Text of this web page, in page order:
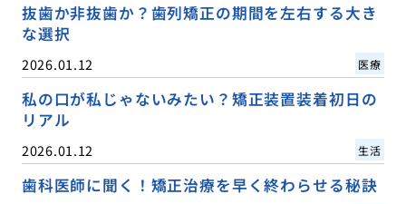
抜歯か非抜歯か？歯列矯正の期間を左右する大き
な選択
2026.01.12 医療
私の口が私じゃないみたい？矯正装置装着初日の
リアル
2026.01.12 生活
歯科医師に聞く！矯正治療を早く終わらせる秘訣